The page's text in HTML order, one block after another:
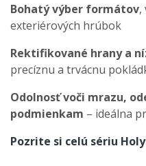
Bohatý výber formátov,
exteriérových hrúbok
Rektifikované hrany a
precíznu a trvácnu
Odolnosť voči mrazu,
podmienkam – ideálna
Pozrite si celú sériu